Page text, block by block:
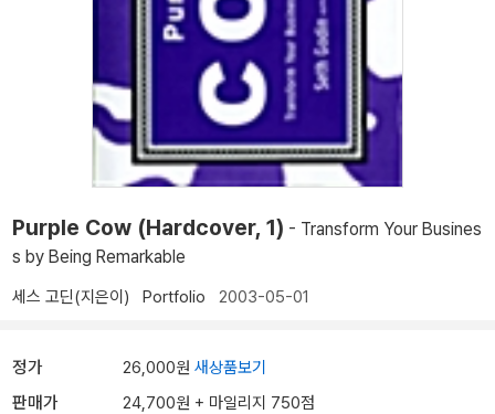
Purple Cow (Hardcover, 1) - Transform Your Busines
s by Being Remarkable
세스 고딘(지은이) Portfolio 2003-05-01
정가 26,000원 새상품보기
판매가 24,700원 + 마일리지 750점